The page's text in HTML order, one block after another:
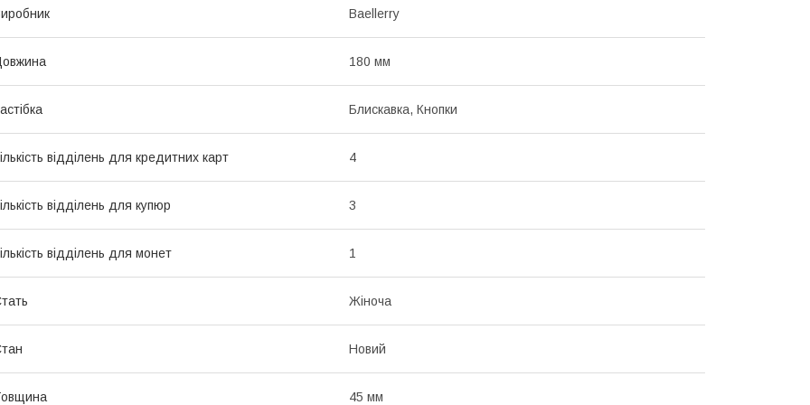
Baellerry
180 мм
Блискавка, Кнопки
відділень для кредитних карт 4
відділень для купюр 3
відділень для монет 1
Жіноча
Новий
45 мм